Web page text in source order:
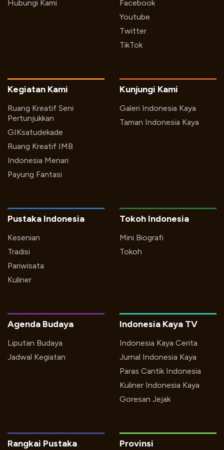
Hubungi Kami
Facebook
Youtube
Twitter
TikTok
Kegiatan Kami
Ruang Kreatif Seni
Pertunjukkan
GIKsatudekade
Ruang Kreatif IMB
Indonesia Menari
Payung Fantasi
Kunjungi Kami
Galeri Indonesia Kaya
Taman Indonesia Kaya
Pustaka Indonesia
Kesenian
Tradisi
Pariwisata
Kuliner
Tokoh Indonesia
Mini Biografi
Tokoh
Indonesia Kaya TV
Indonesia Kaya Cerita
Jurnal Indonesia Kaya
Paras Cantik Indonesia
Kuliner Indonesia Kaya
Goresan Jejak
Agenda Budaya
Liputan Budaya
Jadwal Kegiatan
Rangkai Pustaka Provinsi